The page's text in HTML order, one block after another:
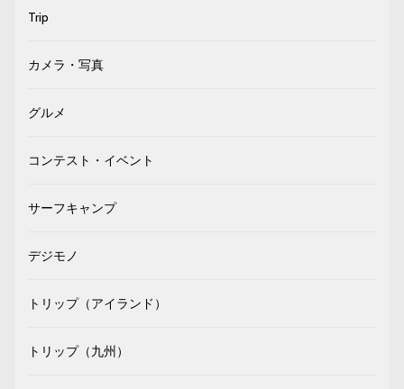
Trip
カメラ・写真
グルメ
コンテスト・イベント
サーフキャンプ
デジモノ
トリップ（アイランド）
トリップ（九州）